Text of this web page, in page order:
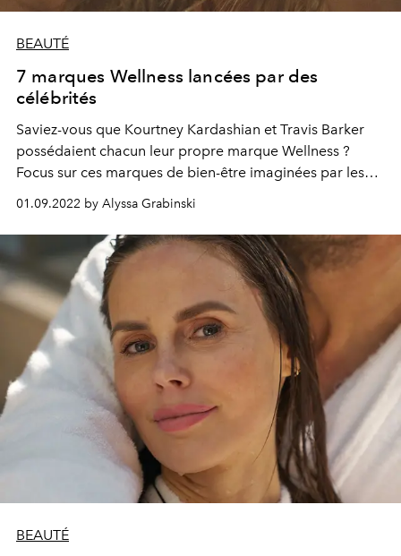
BEAUTÉ
7 marques Wellness lancées par des
célébrités
Saviez-vous que Kourtney Kardashian et Travis Barker
possédaient chacun leur propre marque Wellness ?
Focus sur ces marques de bien-être imaginées par les
01.09.2022 by Alyssa Grabinski
BEAUTÉ